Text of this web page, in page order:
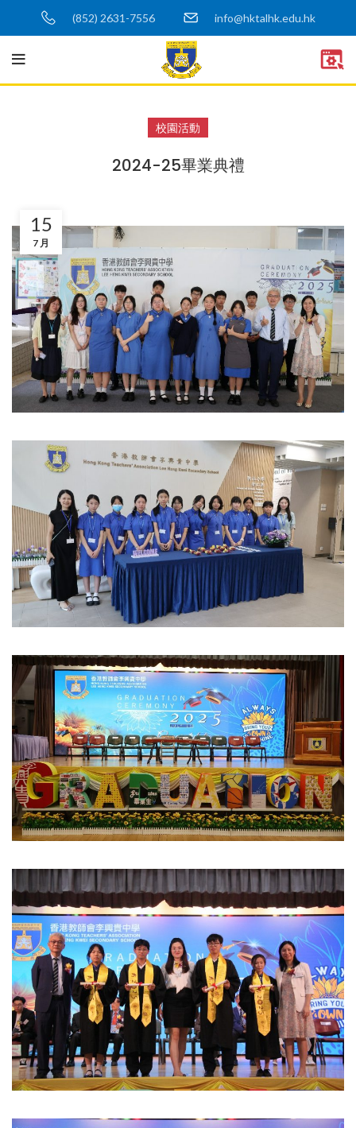
(852) 2631-7556 info@hktalhk.edu.hk
校園活動
2024-25畢業典禮
15
7 月